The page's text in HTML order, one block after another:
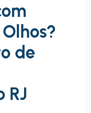
de
RJ